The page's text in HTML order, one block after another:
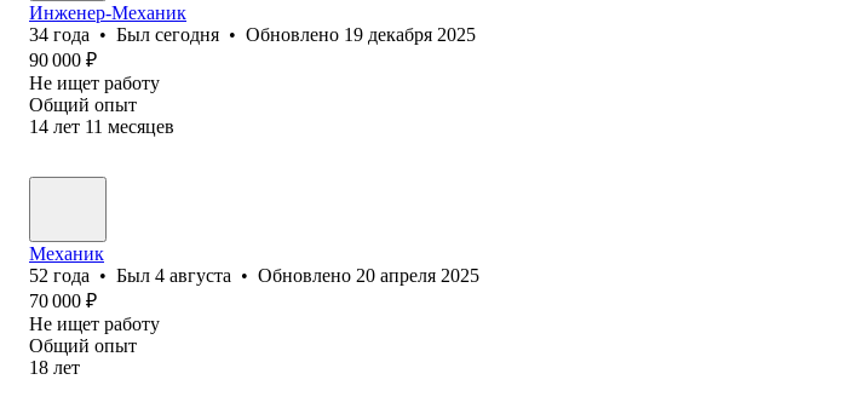
Инженер-Механик
34 года • Был сегодня • Обновлено 19 декабря 2025
90 000 ₽
Не ищет работу
Общий опыт
14 лет 11 месяцев
Механик
52 года • Был 4 августа • Обновлено 20 апреля 2025
70 000 ₽
Не ищет работу
Общий опыт
18 лет